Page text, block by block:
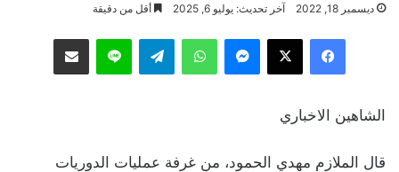
ديسمبر 18, 2022 آخر تحديث: يوليو 6, 2025 أقل من دقيقة
فيسبوك ‫X ماسنجر واتساب تيلقرام لاين مشاركة عبر البريد
الشاهين الاخباري
قال الملازم مهدي الحمود، من غرفة عمليات الدوريات